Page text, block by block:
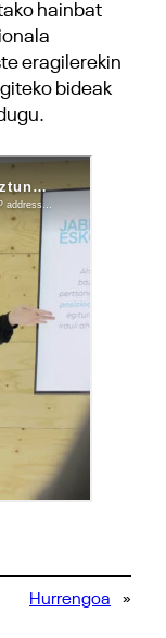
hainbat
eragilerekin
bideak
Hurrengoa »